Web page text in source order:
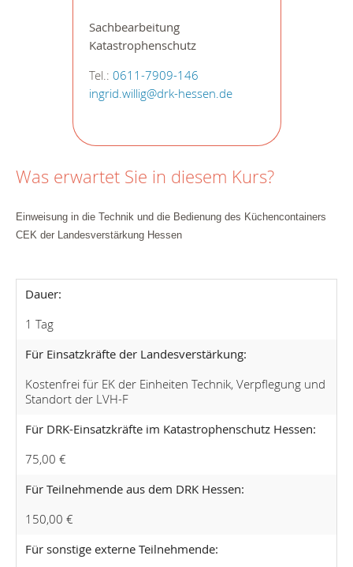
Sachbearbeitung
Katastrophenschutz
Tel.: 0611-7909-146
ingrid.willig@drk-hessen.de
Was erwartet Sie in diesem Kurs?
Einweisung in die Technik und die Bedienung des Küchencontainers
CEK der Landesverstärkung Hessen
Dauer:
1 Tag
Für Einsatzkräfte der Landesverstärkung:
Kostenfrei für EK der Einheiten Technik, Verpflegung und
Standort der LVH-F
Für DRK-Einsatzkräfte im Katastrophenschutz Hessen:
75,00 €
Für Teilnehmende aus dem DRK Hessen:
150,00 €
Für sonstige externe Teilnehmende: